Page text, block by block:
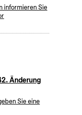
informieren Sie
Änderung
Sie eine